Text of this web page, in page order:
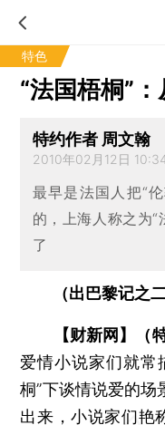
特色
“法国梧桐”
特约作者 周文翰
2010年02月12日
最早是法国人把“
的，上海人称之为“
了
（出巴黎记之二
【财新网】（
爱情小说家们就常
桐”下谈情说爱的
出来，小说家们艳